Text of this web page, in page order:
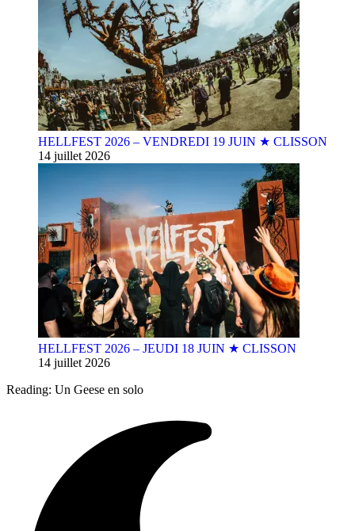
HELLFEST 2026 – VENDREDI 19 JUIN ★ CLISSON
14 juillet 2026
HELLFEST 2026 – JEUDI 18 JUIN ★ CLISSON
14 juillet 2026
Reading: Un Geese en solo